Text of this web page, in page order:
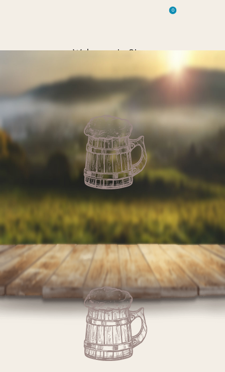
0
SHOP NOW
AWARD WINNING FOUR
HANDREDS OLD BEER
Welcome In Store
Ante commodo amet per sodales vel elit suscipit adipiscing vel a per
scelerisque porta adipiscing tristique suspendisse vel a per scelerisque.
Nisi habitasse nec mi
Commodo leo rhoncus aptent quisque sit fusce etiam
viverra ullamcorper interdum pretium